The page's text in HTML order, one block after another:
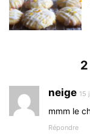
neige 15
mmm le
Répondre